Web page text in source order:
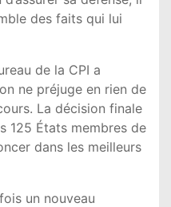
des faits qui lui
de la CPI a
ne préjuge en rien de
La décision finale
125 États membres de
dans les meilleurs
un nouveau